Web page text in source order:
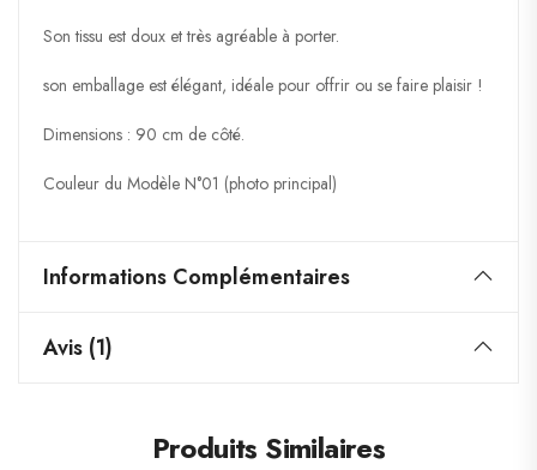
Son tissu est doux et très agréable à porter.
son emballage est élégant, idéale pour offrir ou se faire plaisir !
Dimensions : 90 cm de côté.
Couleur du Modèle N°01 (photo principal)
Informations Complémentaires
Avis (1)
Produits Similaires